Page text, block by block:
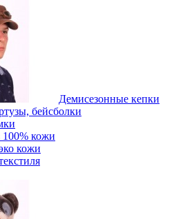
Демисезонные кепки
бейсболки
кожи
кожи